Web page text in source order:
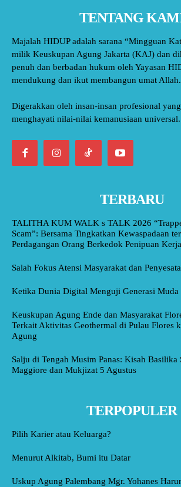
TENTANG
Majalah HIDUP adalah sarana “Mingguan
milik Keuskupan Agung Jakarta (KAJ) dan
penuh dan berbadan hukum oleh Yayasan
mendukung dan ikut membangun umat Allah.
Digerakkan oleh insan-insan profesional
menghayati nilai-nilai kemanusiaan universal.
TERBARU
TALITHA KUM WALK s TALK 2026
Scam”: Bersama Tingkatkan Kewaspadaan
Perdagangan Orang Berkedok Penipuan
Salah Fokus Atensi Masyarakat dan
Ketika Dunia Digital Menguji Generasi Muda
Keuskupan Agung Ende dan Masyarakat
Terkait Aktivitas Geothermal di Pulau Flores
Agung
Salju di Tengah Musim Panas: Kisah Basilika
Maggiore dan Mukjizat 5 Agustus
TERPOPULER
Pilih Karier atau Keluarga?
Menurut Alkitab, Bumi itu Datar
Uskup Agung Palembang Mgr. Yohanes